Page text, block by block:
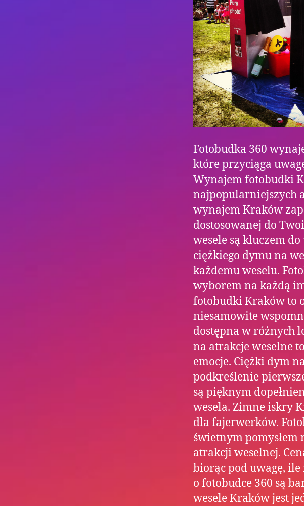
Fotobudka 360
które przyciąga
Wynajem fotobudki
najpopularniejszych
wynajem Kraków
dostosowanej do
wesele są kluczem
ciężkiego dymu na
każdemu weselu.
wyborem na każdą
fotobudki Kraków to
niesamowite
dostępna w różnych
na atrakcje weselne
emocje. Ciężki dym
podkreślenie
są pięknym
wesela. Zimne iskry
dla fajerwerków.
świetnym
atrakcji weselnej.
biorąc pod uwagę,
o fotobudce 360 są
wesele Kraków jest